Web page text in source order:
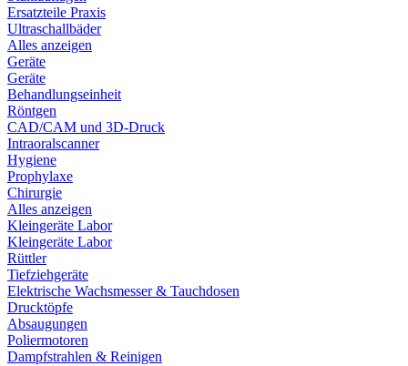
Ersatzteile Praxis
Ultraschallbäder
Alles anzeigen
Geräte
Geräte
Behandlungseinheit
Röntgen
CAD/CAM und 3D-Druck
Intraoralscanner
Hygiene
Prophylaxe
Chirurgie
Alles anzeigen
Kleingeräte Labor
Kleingeräte Labor
Rüttler
Tiefziehgeräte
Elektrische Wachsmesser & Tauchdosen
Drucktöpfe
Absaugungen
Poliermotoren
Dampfstrahlen & Reinigen